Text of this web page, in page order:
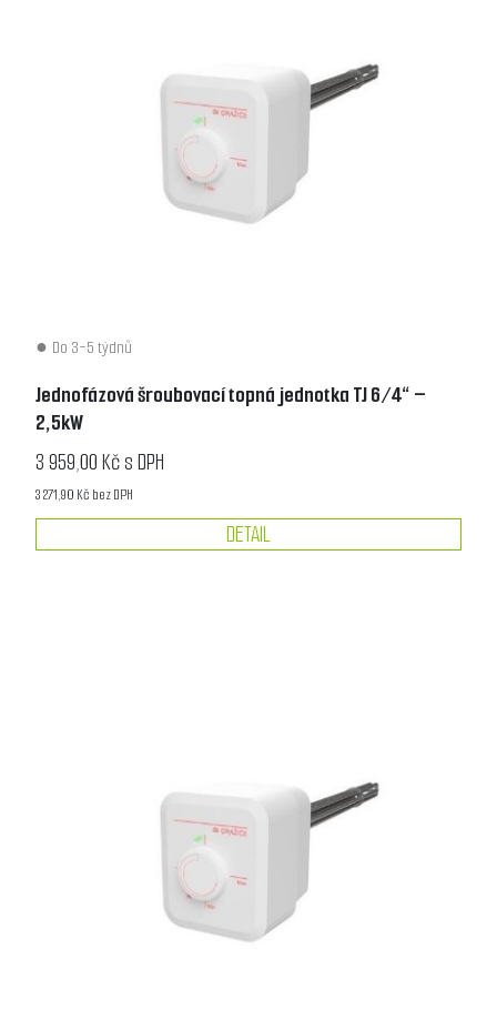
Do 3-5 týdnů
Jednofázová šroubovací topná jednotka TJ 6/4“ –
2,5kW
3 959,00 Kč s DPH
3 271,90 Kč bez DPH
DETAIL